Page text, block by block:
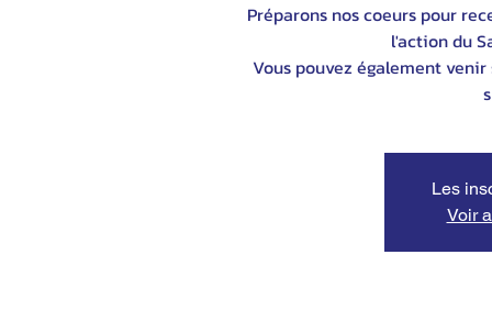
Préparons nos coeurs pour
l'action du
Vous pouvez également
Les
Voir